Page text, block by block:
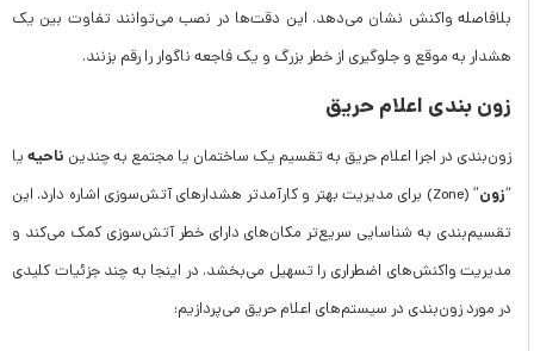
بلافاصله واکنش نشان می‌دهد. این دقت‌ها در نصب می‌توانند تفاوت بین یک
هشدار به موقع و جلوگیری از خطر بزرگ و یک فاجعه ناگوار را رقم بزنند.
زون بندی اعلام حریق
زون‌بندی در اجرا اعلام حریق به تقسیم یک ساختمان یا مجتمع به چندین ناحیهیا
“زون
” (Zone) برای مدیریت بهتر و کارآمدتر هشدارهای آتش‌سوزی اشاره دارد. این
تقسیم‌بندی به شناسایی سریع‌تر مکان‌های دارای خطر آتش‌سوزی کمک می‌کند و
مدیریت واکنش‌های اضطراری را تسهیل می‌بخشد. در اینجا به چند جزئیات کلیدی
در مورد زون‌بندی در سیستم‌های اعلام حریق می‌پردازیم: